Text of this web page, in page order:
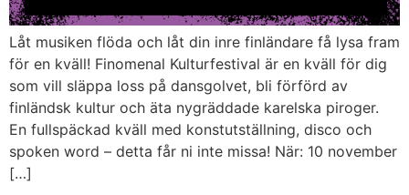
Låt musiken flöda och låt din inre finländare få lysa fram
för en kväll! Finomenal Kulturfestival är en kväll för dig
som vill släppa loss på dansgolvet, bli förförd av
finländsk kultur och äta nygräddade karelska piroger.
En fullspäckad kväll med konstutställning, disco och
spoken word – detta får ni inte missa! När: 10 november
[…]